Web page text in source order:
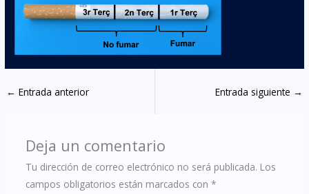
← Entrada anterior Entrada siguiente →
Deja un comentario
Tu dirección de correo electrónico no será publicada. Los
campos obligatorios están marcados con *